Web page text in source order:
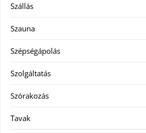
Szállás
Szauna
Szépségápolás
Szolgáltatás
Szórakozás
Tavak